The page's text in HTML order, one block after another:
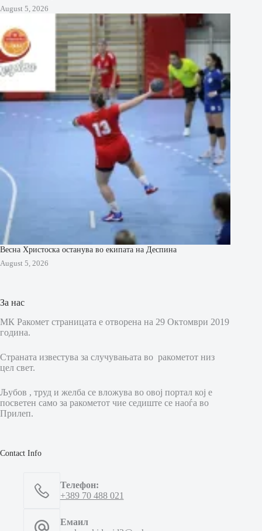
August 5, 2026
Весна Христоска останува во екипата на Деспина
August 5, 2026
За нас
МК Ракомет страницата е отворена на 29 Октомври 2019
година.
Страната известува за случувањата во ракометот низ
цел свет.
Љубов , труд и желба се вложува во овој портал кој е
посветен само за ракометот чие седиште се наоѓа во
Прилеп.
Contact Info
Телефон:
+389 70 488 021
Емаил